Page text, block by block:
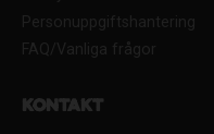
Personuppgiftshantering
FAQ/Vanliga frågor
Kontakt